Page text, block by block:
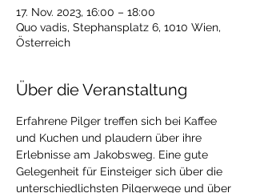
17. Nov. 2023, 16:00 – 18:00
Quo vadis, Stephansplatz 6, 1010 Wien,
Österreich
Über die Veranstaltung
Erfahrene Pilger treffen sich bei Kaffee
und Kuchen und plaudern über ihre
Erlebnisse am Jakobsweg. Eine gute
Gelegenheit für Einsteiger sich über die
unterschiedlichsten Pilgerwege und über